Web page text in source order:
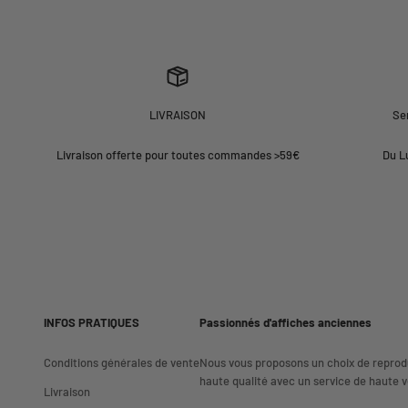
LIVRAISON
Livraison offerte pour toutes commandes >59€ Du
INFOS PRATIQUES
Conditions générales de vente
Livraison
Passionnés d'affiches anciennes
Nous vous proposons un choix de
haute qualité avec un service de haute